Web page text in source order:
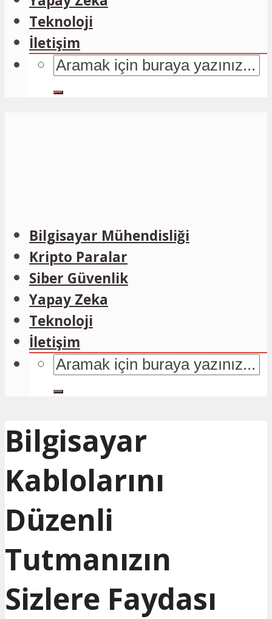
Teknoloji
İletişim
Bilgisayar Mühendisliği
Kripto Paralar
Siber Güvenlik
Yapay Zeka
Teknoloji
İletişim
Bilgisayar
Kablolarını
Düzenli
Tutmanızın
Sizlere Faydası